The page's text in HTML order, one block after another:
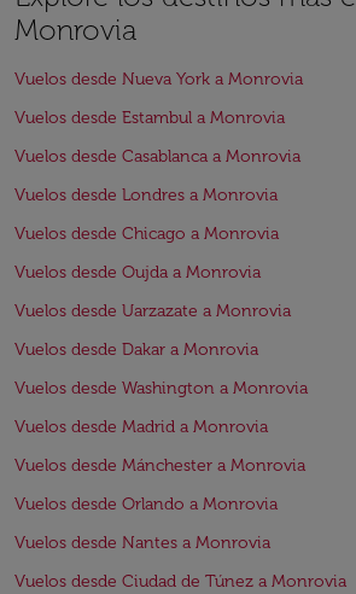
Monrovia
Vuelos desde Nueva York a Monrovia
Vuelos desde Estambul a Monrovia
Vuelos desde Casablanca a Monrovia
Vuelos desde Londres a Monrovia
Vuelos desde Chicago a Monrovia
Vuelos desde Oujda a Monrovia
Vuelos desde Uarzazate a Monrovia
Vuelos desde Dakar a Monrovia
Vuelos desde Washington a Monrovia
Vuelos desde Madrid a Monrovia
Vuelos desde Mánchester a Monrovia
Vuelos desde Orlando a Monrovia
Vuelos desde Nantes a Monrovia
Vuelos desde Ciudad de Túnez a Monrovia